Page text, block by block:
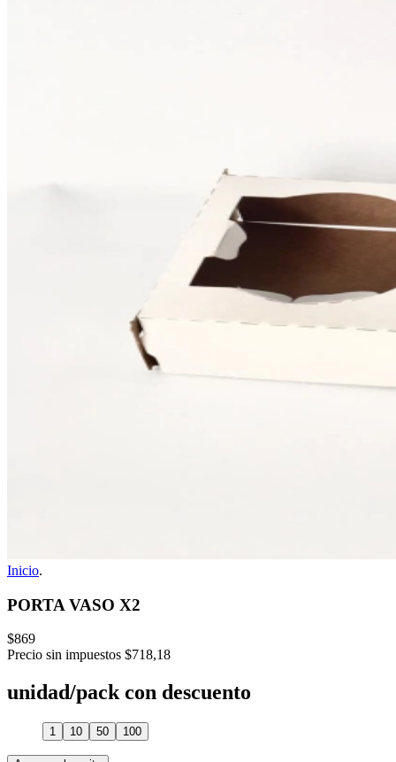
Inicio.
PORTA VASO X2
$869
Precio sin impuestos $718,18
unidad/pack con descuento
1 10 50 100